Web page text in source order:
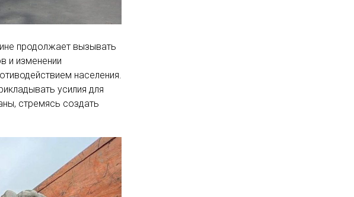
продолжает вызывать
и изменении
населения.
усилия для
стремясь создать